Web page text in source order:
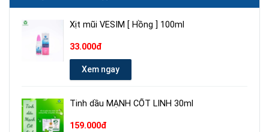
Xịt mũi VESIM [ Hồng ] 100ml
33.000đ
Xem ngay
Tinh dầu MẠNH CỐT LINH 30ml
159.000đ